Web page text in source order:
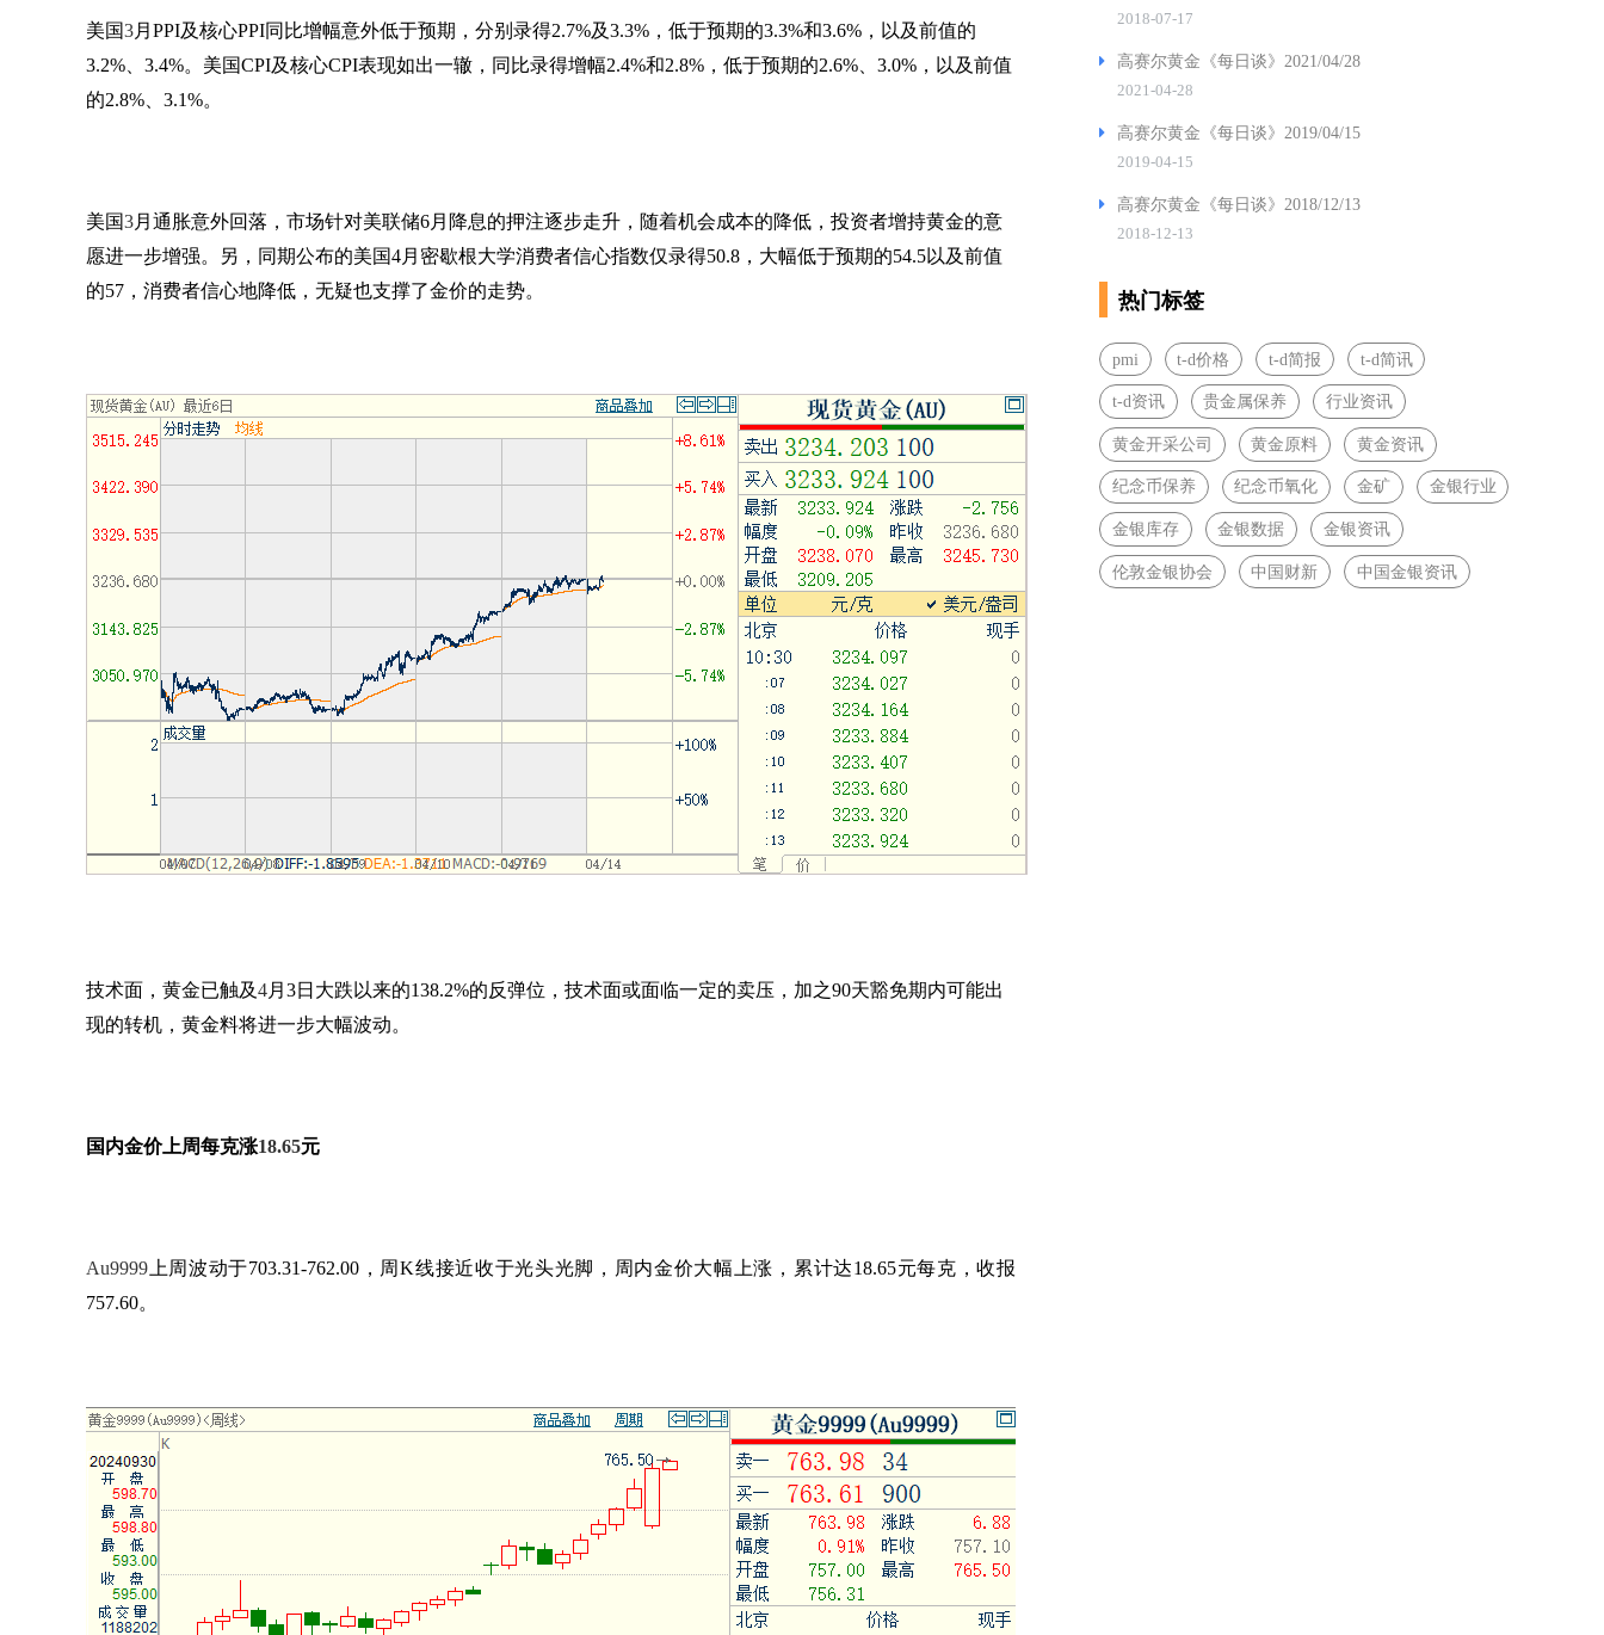
美国3月 PPI及核心PPI同比增幅意外低于预期，分别录得2.7%及3.3% ，低于预期的3.3%和3.6% ，以及前值的
3.2%
3.4%。美国CPI及核心CPI表现如出一辙，同比录得增幅2.4%和2.8% ，低于预期的2.6% 3.0% ，以及前值
的2.8% 3.1%。
美国3月通胀意外回落，市场针对美联储6月降息的押注逐步走升，随着机会成本的降低，投资者增持黄金的意
愿进一步增强。另，同期公布的美国4月密歇根大学消费者信心指数仅录得50.8 ，大幅低于预期的54.5以及前值
的57 ，消费者信心地降低，无疑也支撑了金价的走势。
技术面，黄金已触及4月 3日大跌以来的138.2%的反弹位，技术面或面临一定的卖压，加之90天豁免期内可能出
现的转机，黄金料将进一步大幅波动。
国内金价上周每克涨18.65元
Au9999 上周波动于703.31-762.00 ，周K线接近收于光头光脚，周内金价大幅上涨，累计达18.65元每克，收报
757.60。
2018-07-17
高赛尔黄金《每日谈》2021/04/28
2021-04-28
高赛尔黄金《每日谈》2019/04/15
2019-04-15
高赛尔黄金《每日谈》2018/12/13
2018-12-13
热门标签
pmi t-d价格 t-d简报 t-d简讯
t-d资讯 贵金属保养 行业资讯
黄金开采公司 黄金原料 黄金资讯
纪念币保养 纪念币氧化 金矿 金银行业
金银库存 金银数据 金银资讯
伦敦金银协会 中国财新 中国金银资讯